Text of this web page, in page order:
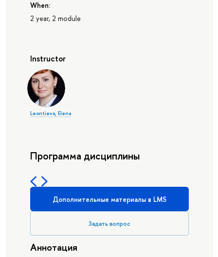
When:
2 year, 2 module
Instructor
Leontieva, Elena
Программа дисциплины
Дополнительные материалы в LMS
Задать вопрос
Аннотация